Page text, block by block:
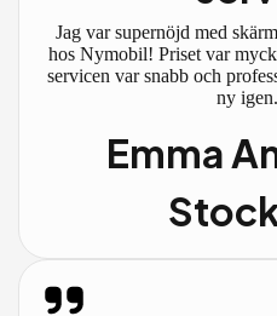
Jag var supernöjd med
hos Nymobil! Priset var
servicen var snabb och
ny
Emma